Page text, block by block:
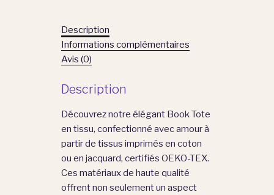
Description
Informations complémentaires
Avis (0)
Description
Découvrez notre élégant Book Tote
en tissu, confectionné avec amour à
partir de tissus imprimés en coton
ou en jacquard, certifiés OEKO-TEX.
Ces matériaux de haute qualité
offrent non seulement un aspect